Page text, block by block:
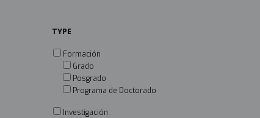
TYPE
Formación
Grado
Posgrado
Programa de Doctorado
Investigación